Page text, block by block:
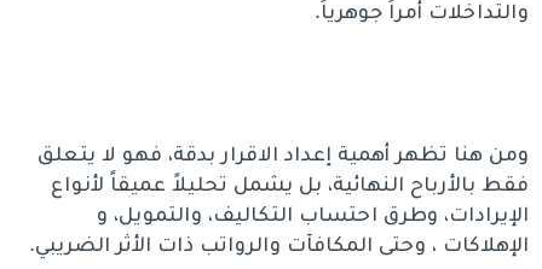
والتداخلات أمراً جوهرياً.
ومن هنا تظهر أهمية إعداد الاقرار بدقة، فهو لا يتعلق
فقط بالأرباح النهائية، بل يشمل تحليلاً عميقاً لأنواع
الإيرادات، وطرق احتساب التكاليف، والتمويل، و
الإهلاكات ، وحتى المكافآت والرواتب ذات الأثر الضريبي.